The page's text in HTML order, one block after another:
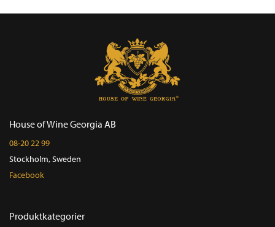
House of Wine Georgia AB
08-20 22 99
Stockholm, Sweden
Facebook
Produktkategorier